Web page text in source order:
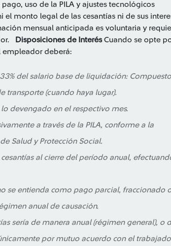
uso de la PILA y ajustes tecnológicos
el monto legal de las cesantías ni de sus
mensual anticipada es voluntaria y
Disposiciones de InterésCuando se opte
empleador deberá:
del salario base de liquidación: Compuesto
transporte (cuando haya lugar).
devengado en el respectivo mes.
a través de la PILA, conforme a la
Salud y Protección Social.
al cierre del período anual,
se entienda como pago parcial, fraccionado
anual de causación.
sería de manera anual (régimen general), o
por mutuo acuerdo con el